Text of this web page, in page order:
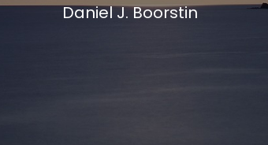
Daniel J. Boorstin